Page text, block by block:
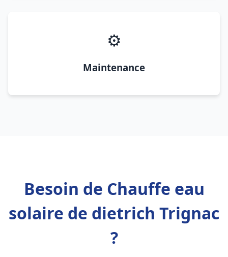
⚙️
Maintenance
Besoin de Chauffe eau
solaire de dietrich Trignac
?